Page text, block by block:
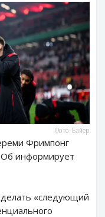
Фото: Байер
Фримпонг
Об информирует
«следующий